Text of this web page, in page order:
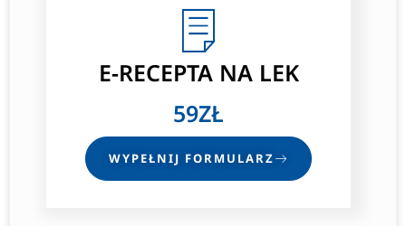
E-RECEPTA NA LEK
59ZŁ
WYPEŁNIJ FORMULARZ